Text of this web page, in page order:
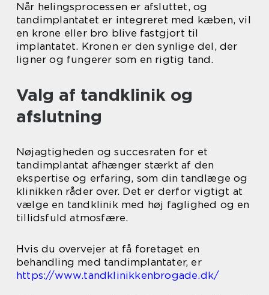
Når helingsprocessen er afsluttet, og
tandimplantatet er integreret med kæben, vil
en krone eller bro blive fastgjort til
implantatet. Kronen er den synlige del, der
ligner og fungerer som en rigtig tand.
Valg af tandklinik og
afslutning
Nøjagtigheden og succesraten for et
tandimplantat afhænger stærkt af den
ekspertise og erfaring, som din tandlæge og
klinikken råder over. Det er derfor vigtigt at
vælge en tandklinik med høj faglighed og en
tillidsfuld atmosfære.
Hvis du overvejer at få foretaget en
behandling med tandimplantater, er
https://www.tandklinikkenbrogade.dk/